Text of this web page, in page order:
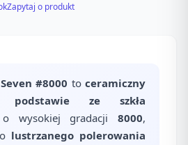
Zapytaj o produkt
#8000 toceramiczny
ze szkła
o wysokiej gradacji 8000,
lustrzanego polerowania